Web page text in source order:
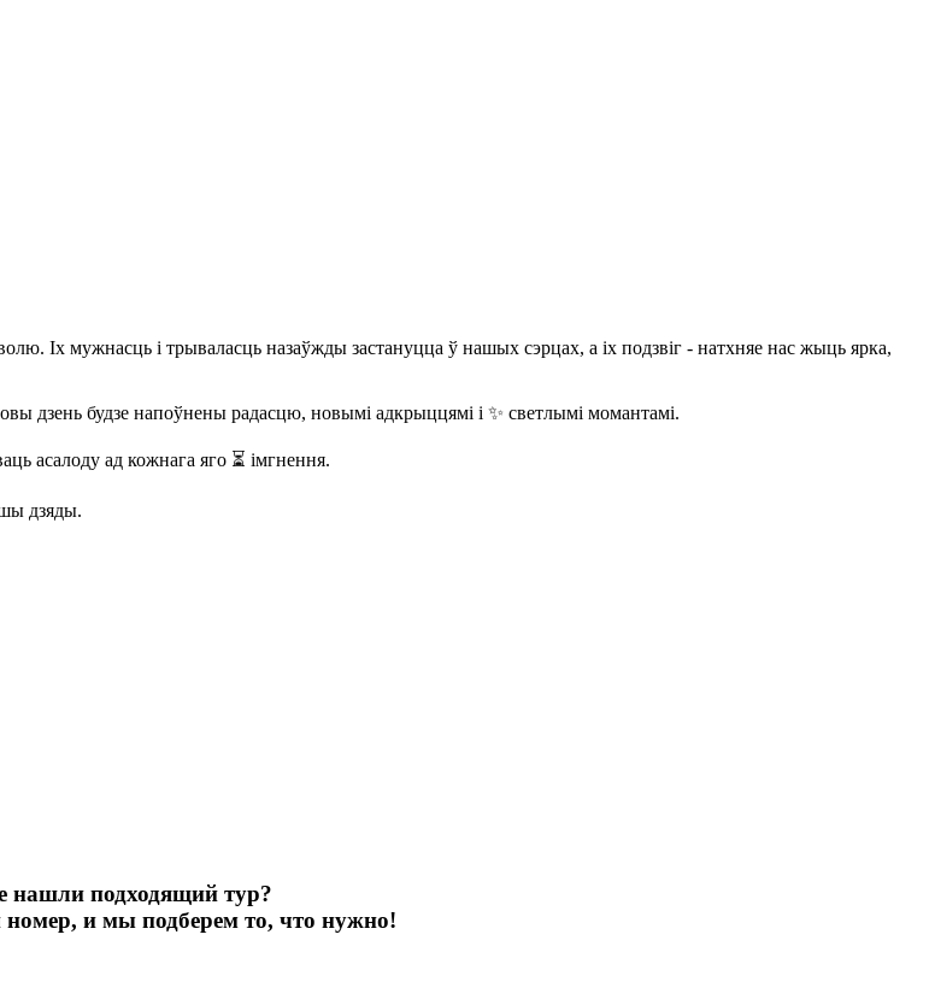
Іх мужнасць і трываласць назаўжды застануцца ў нашых сэрцах, а іх подзвіг - натхняе нас жыць ярка,
дзень будзе напоўнены радасцю, новымі адкрыццямі і ✨ светлымі момантамі.
асалоду ад кожнага яго ⏳ імгнення.
дзяды.
нашли подходящий тур?
номер, и мы подберем то, что нужно!